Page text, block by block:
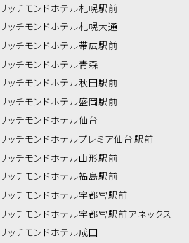
リッチモンドホテル札幌駅前
リッチモンドホテル札幌大通
リッチモンドホテル帯広駅前
リッチモンドホテル青森
リッチモンドホテル秋田駅前
リッチモンドホテル盛岡駅前
リッチモンドホテル仙台
リッチモンドホテルプレミア仙台駅前
リッチモンドホテル山形駅前
リッチモンドホテル福島駅前
リッチモンドホテル宇都宮駅前
リッチモンドホテル宇都宮駅前アネックス
リッチモンドホテル成田